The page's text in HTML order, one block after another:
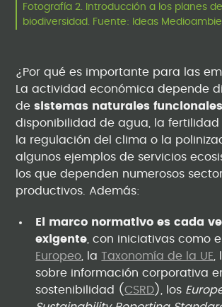
Fotografía 2. Introducción a los planes
biodiversidad. Fuente: Ideas
¿Por qué es importante para las
La actividad económica depende
desistemas naturales funcionales
disponibilidad de agua, la fertilidad
la regulación del clima o la
algunos ejemplos de servicios
los que dependen numerosos
productivos. Además:
El marco normativo es cada
exigente , con iniciativas como el
Europeo , laTaxonomía de la UE
sobre información corporativa
sostenibilidad (CSRD ), los